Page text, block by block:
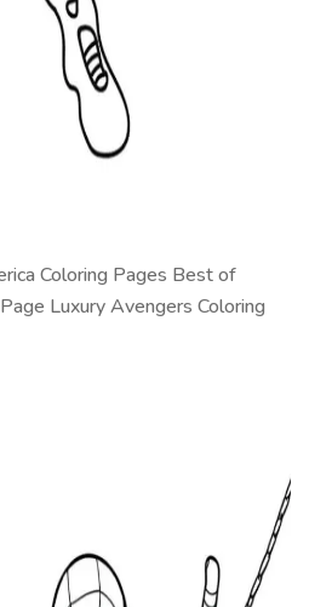
Coloring Pages Best of
Luxury Avengers Coloring